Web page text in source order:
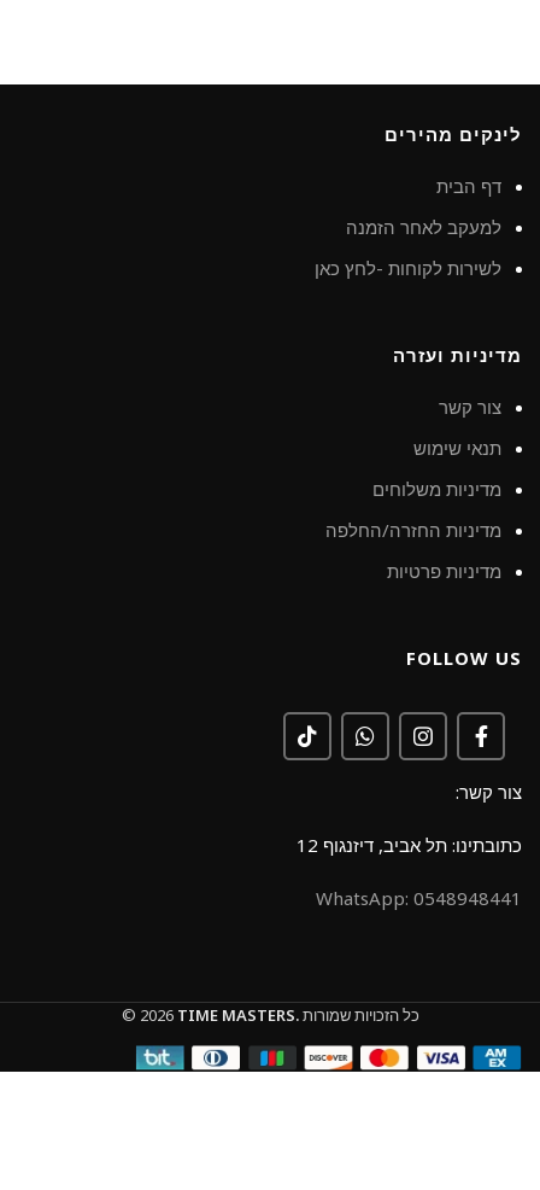
לינקים מהירים
דף הבית
למעקב לאחר הזמנה
לשירות לקוחות -לחץ כאן
מדיניות ועזרה
צור קשר
תנאי שימוש
מדיניות משלוחים
מדיניות החזרה/החלפה
מדיניות פרטיות
FOLLOW US
צור קשר:
כתובתינו: תל אביב, דיזנגוף 12
0548948441 :WhatsApp
© 2026 TIME MASTERS.כל הזכויות שמורות